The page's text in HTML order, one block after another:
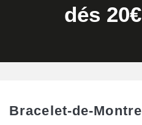
dés 20€
Bracelet-de-Montre